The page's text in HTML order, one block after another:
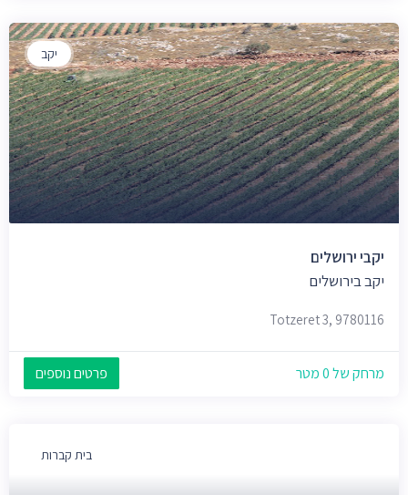
יקב
יקבי ירושלים
יקב בירושלים
Totzeret 3, 9780116
מרחק של 0 מטר פרטים נוספים
בית קברות